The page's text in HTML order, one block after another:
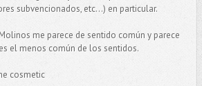
subvencionados, etc...) en particular.
me parece de sentido común y parece
el menos común de los sentidos.
cosmetic